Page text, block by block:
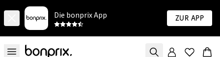
Die bonprix App Zur App